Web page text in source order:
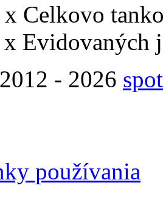
x Celkovo
x Evidovaných
- 2026
používania